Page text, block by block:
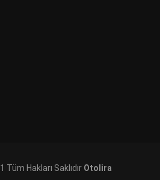
Hakları Saklıdır Otolira